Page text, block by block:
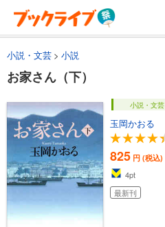
小説・文芸 小説
お家さん（下）
小説・文芸
玉岡かおる
825 円 (税込)
4pt
最新刊